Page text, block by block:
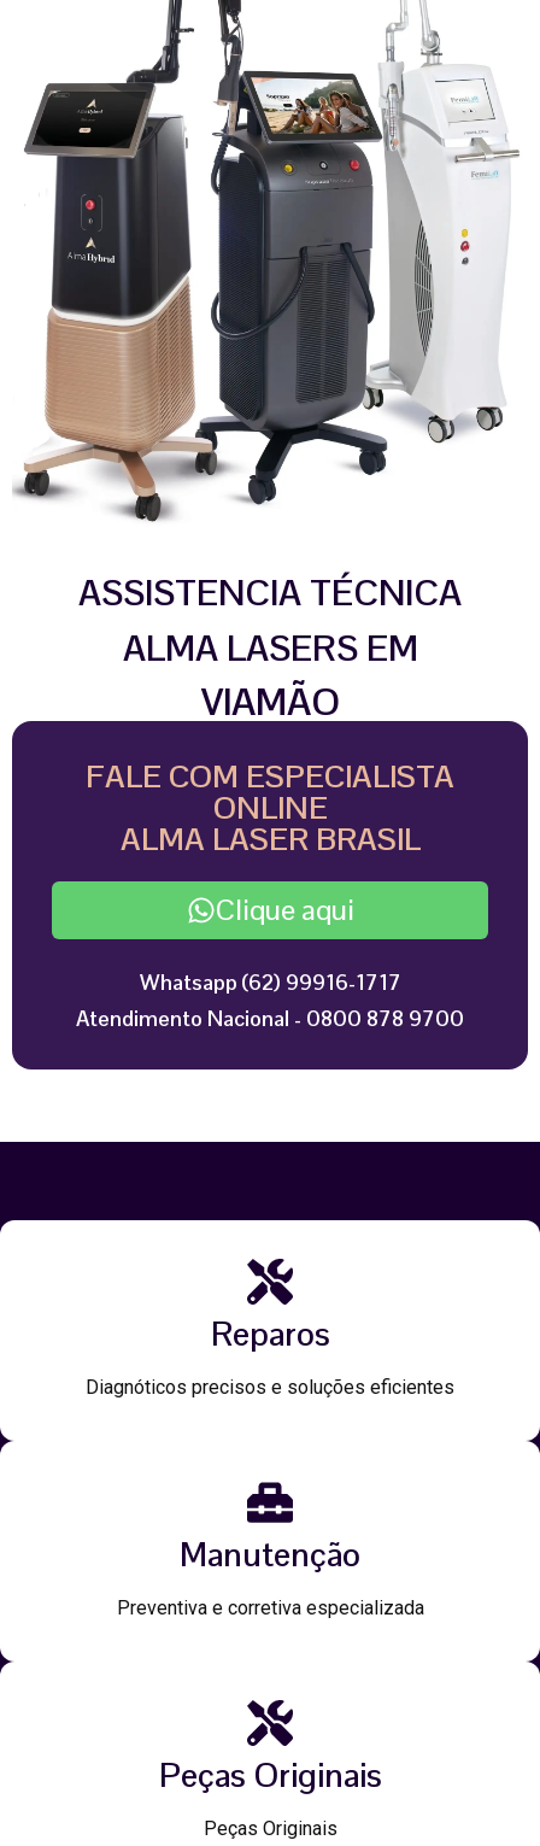
ASSISTENCIA TÉCNICA
ALMA LASERS EM
VIAMÃO
FALE COM ESPECIALISTA
ONLINE
ALMA LASER BRASIL
Clique aqui
Whatsapp (62) 99916-1717
Atendimento Nacional - 0800 878 9700
Reparos
Diagnóticos precisos e soluções eficientes
Manutenção
Preventiva e corretiva especializada
Peças Originais
Peças Originais